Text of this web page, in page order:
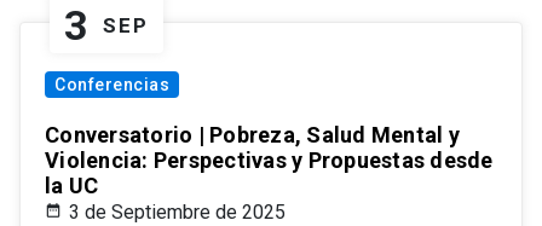
3 SEP
Conferencias
Conversatorio | Pobreza, Salud Mental y
Violencia: Perspectivas y Propuestas desde
la UC
3 de Septiembre de 2025